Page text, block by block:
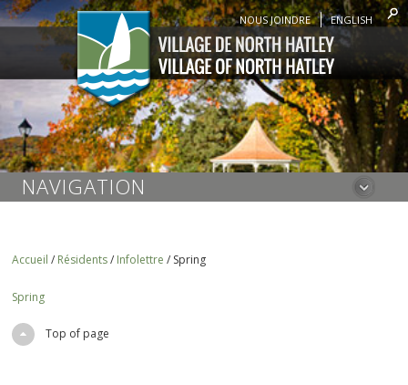
NOUS JOINDRE ENGLISH
NAVIGATION
Accueil / Résidents/ Infolettre / Spring
Spring
Top of page